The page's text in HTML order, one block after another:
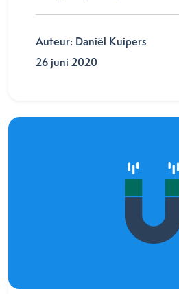
Auteur: Daniël Kuipers
26 juni 2020